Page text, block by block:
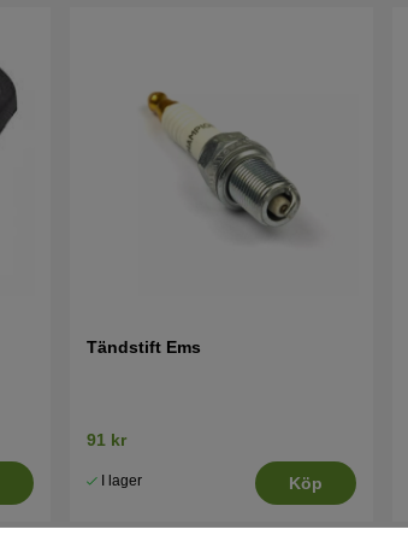
Tändstift Ems
91 kr
I lager Köp